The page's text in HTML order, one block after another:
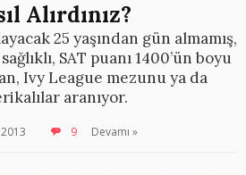
Alırdınız?
25 yaşından gün almamış,
SAT puanı 1400’ün boyu
Ivy League mezunu ya da
aranıyor.
9 Devamı »